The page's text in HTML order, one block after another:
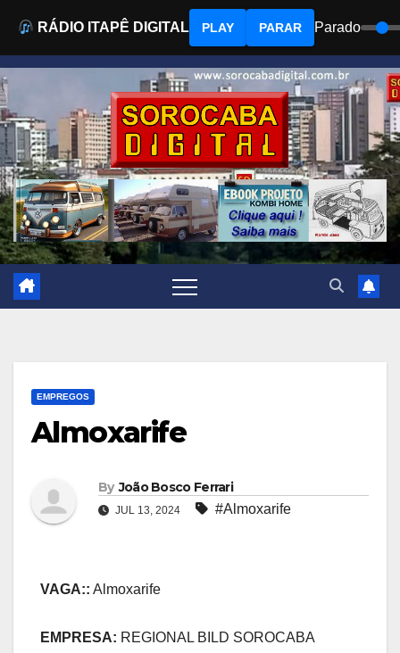
Skip
to
content
EMPREGOS
Almoxarife
By João Bosco Ferrari
JUL 13, 2024 #Almoxarife
VAGA:: Almoxarife
EMPRESA: REGIONAL BILD SOROCABA
RÁDIO ITAPÊ DIGITAL PLAY PARAR Parado